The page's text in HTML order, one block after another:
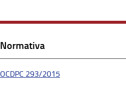
Normativa
OCDPC 293/2015